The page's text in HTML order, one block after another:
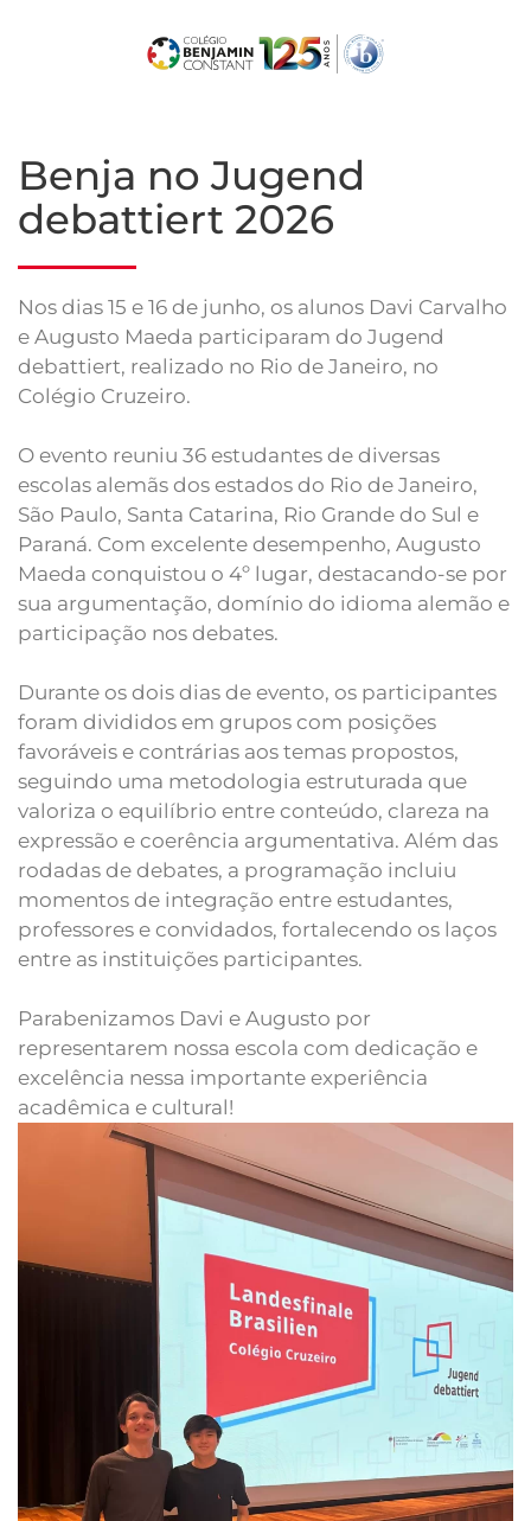
content
Benja no Jugend
debattiert 2026
Nos dias 15 e 16 de junho, os alunos Davi Carvalho
e Augusto Maeda participaram do Jugend
debattiert, realizado no Rio de Janeiro, no
Colégio Cruzeiro.
O evento reuniu 36 estudantes de diversas
escolas alemãs dos estados do Rio de Janeiro,
São Paulo, Santa Catarina, Rio Grande do Sul e
Paraná. Com excelente desempenho, Augusto
Maeda conquistou o 4º lugar, destacando-se por
sua argumentação, domínio do idioma alemão e
participação nos debates.
Durante os dois dias de evento, os participantes
foram divididos em grupos com posições
favoráveis e contrárias aos temas propostos,
seguindo uma metodologia estruturada que
valoriza o equilíbrio entre conteúdo, clareza na
expressão e coerência argumentativa. Além das
rodadas de debates, a programação incluiu
momentos de integração entre estudantes,
professores e convidados, fortalecendo os laços
entre as instituições participantes.
Parabenizamos Davi e Augusto por
representarem nossa escola com dedicação e
excelência nessa importante experiência
acadêmica e cultural!